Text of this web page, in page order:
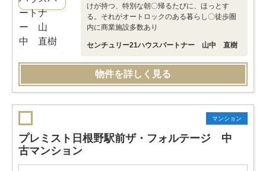
けが持つ、特別な朝〇帰るたびに、ほっとす
る。それがオートロックのある暮らし〇徒歩圏
内に商業施設多数あり
センチュリー21ハウスパートナー 山中 直樹
物件を詳しく見る
マンション
プレミスト日根野駅前ザ・フォルテージ 中
古マンション